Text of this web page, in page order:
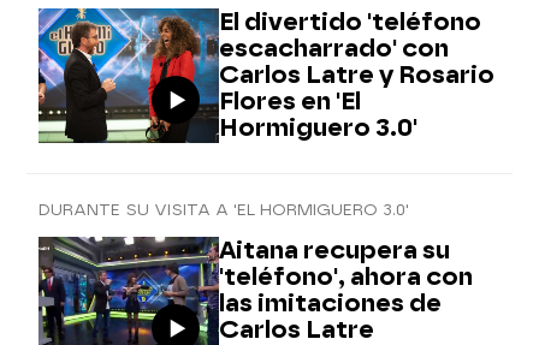
El divertido 'teléfono
escacharrado' con
Carlos Latre y Rosario
Flores en 'El
Hormiguero 3.0'
DURANTE SU VISITA A 'EL HORMIGUERO 3.0'
Aitana recupera su
'teléfono', ahora con
las imitaciones de
Carlos Latre